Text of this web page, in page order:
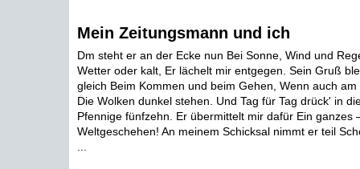
Mein Zeitungsmann und ich
Dm steht er an der Ecke nun Bei Sonne, Wind und
Wetter oder kalt, Er lächelt mir entgegen. Sein Gruß
gleich Beim Kommen und beim Gehen, Wenn auch
Die Wolken dunkel stehen. Und Tag für Tag drück' in
Pfennige fünfzehn. Er übermittelt mir dafür Ein
Weltgeschehen! An meinem Schicksal nimmt er teil